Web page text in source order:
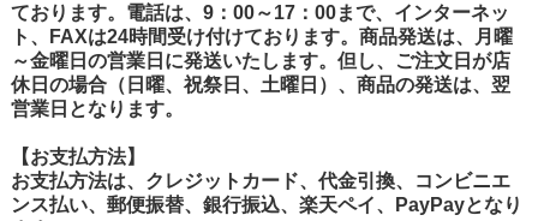
ております。電話は、9：00～17：00まで、インターネッ
ト、FAXは24時間受け付けております。商品発送は、月曜
～金曜日の営業日に発送いたします。但し、ご注文日が店
休日の場合（日曜、祝祭日、土曜日）、商品の発送は、翌
営業日となります。
【お支払方法】
お支払方法は、クレジットカード、代金引換、コンビニエ
ンス払い、郵便振替、銀行振込、楽天ペイ、PayPayとなり